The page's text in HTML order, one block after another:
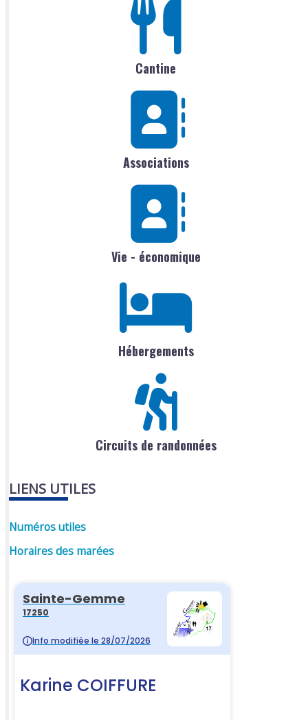
Cantine
Associations
Vie - économique
Hébergements
Circuits de randonnées
LIENS UTILES
Numéros utiles
Horaires des marées